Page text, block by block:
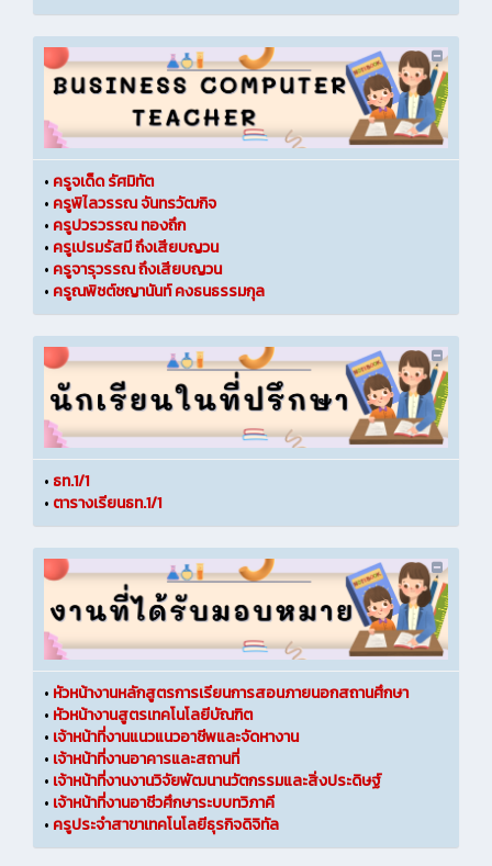
• ครูจเด็ด รัศมิทัต
• ครูพิไลวรรณ จันทรวัฒกิจ
• ครูปวรวรรณ ทองถึก
• ครูเปรมรัสมี ถึงเสียบญวน
• ครูจารุวรรณ ถึงเสียบญวน
• ครูณพิชต์ชญานันท์ คงธนธรรมกุล
• ธท.1/1
• ตารางเรียนธท.1/1
• หัวหน้างานหลักสูตรการเรียนการสอนภายนอกสถานศึกษา
• หัวหน้างานสูตรเทคโนโลยีบัณฑิต
• เจ้าหน้าที่งานแนวแนวอาชีพและจัดหางาน
• เจ้าหน้าที่งานอาคารและสถานที่
• เจ้าหน้าที่งานงานวิจัยพัฒนานวัตกรรมและสิ่งประดิษฐ์
• เจ้าหน้าที่งานอาชีวศึกษาระบบทวิภาคี
• ครูประจำสาขาเทคโนโลยีธุรกิจดิจิทัล